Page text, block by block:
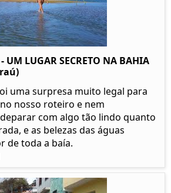
LUGAR SECRETO NA BAHIA
uma surpresa muito legal para
nosso roteiro e nem
com algo tão lindo quanto
e as belezas das águas
de toda a baía.